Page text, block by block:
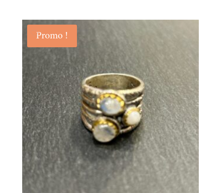
était :
458,00 €.
est :
Promo !